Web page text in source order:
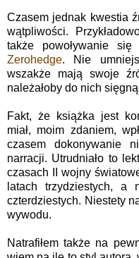
Czasem jednak kwestia
wątpliwości.
także powoływanie
Zerohedge. Nie
wszakże mają swoje
należałoby do nich
Fakt, że książka jest
miał, moim zdaniem,
czasem dokonywanie
narracji. Utrudniało to
czasach II wojny
latach trzydziestych, a
czterdziestych. Niestety
wywodu.
Natrafiłem także na